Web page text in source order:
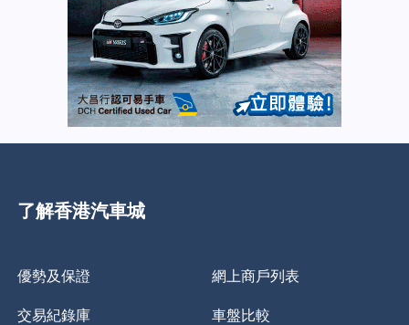
了解香港汽車城
優勢及保證 網上商戶列表
交易紀錄庫 車盤比較